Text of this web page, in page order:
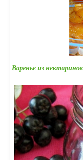
Варенье из нектаринов